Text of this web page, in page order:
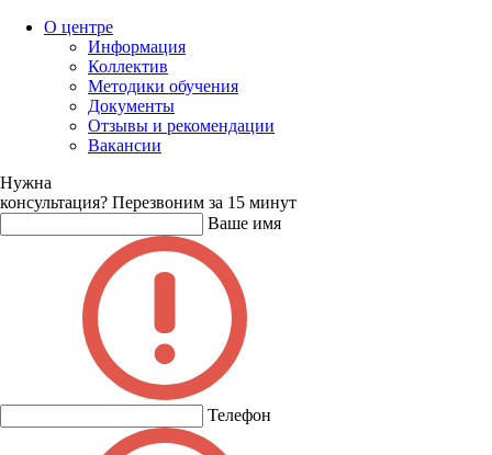
О центре
Информация
Коллектив
Методики обучения
Документы
Отзывы и рекомендации
Вакансии
Нужна
консультация? Перезвоним за 15 минут
Ваше имя
Телефон